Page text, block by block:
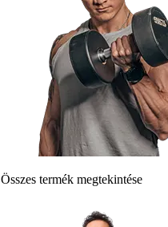
Összes termék megtekintése